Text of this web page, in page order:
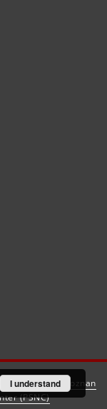
created by
Poznan
(PSNC)
I understand